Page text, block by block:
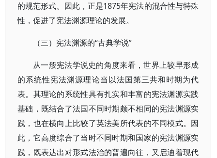
的规范形式。因此，正是1875年宪法的混合性与特殊
性，促进了宪法渊源理论的发展。
（三）宪法渊源的“古典学说”
从一般宪法学说史的角度来看，世界上较早形成
的系统性宪法渊源理论当以法国第三共和时期为代
表。其理论的系统性具有扎实和丰富的宪法渊源实践
基础，既结合了法国不同时期颇不相同的宪法渊源实
践，也在横向上比较了英法美所代表的不同模式。因
此，它高度综合了当时不同时期和国家的宪法渊源实
践，既表达出对形式法治的普遍向往，又启迪着现代